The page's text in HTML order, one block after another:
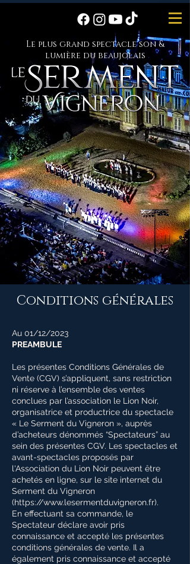
Le plus grand spectacle son &
lumière du beaujolais
Conditions générales
Au 01/12/2023
PREAMBULE
Les présentes Conditions Générales de
Vente (CGV) s’appliquent, sans restriction
ni réserve à l’ensemble des ventes
conclues par l’association le Lion Noir,
organisatrice et productrice du spectacle
« Le Serment du Vigneron », auprès
d’acheteurs dénommés “Spectateurs” au
sein des présentes CGV. Les spectacles et
avant-spectacles proposés par
l'Association du Lion Noir peuvent être
achetés en ligne, sur le site internet du
Serment du Vigneron
(https://www.lesermentduvigneron.fr).
En effectuant sa commande, le
Spectateur déclare avoir pris
connaissance et accepté les présentes
conditions générales de vente. Il a
également pris connaissance et accepté